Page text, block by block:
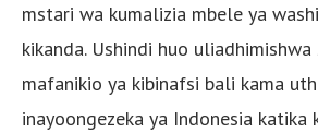
mstari wa kumalizia mbele ya
kikanda. Ushindi huo
mafanikio ya kibinafsi bali kama
inayoongezeka ya Indonesia katika